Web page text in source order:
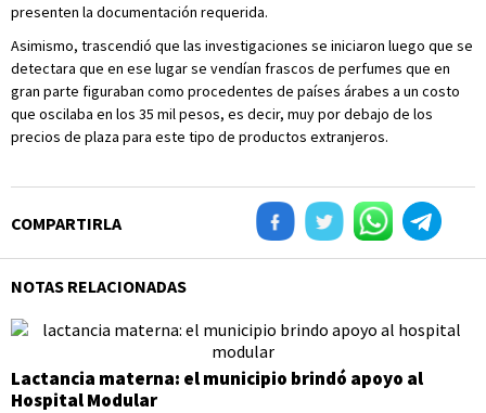
presenten la documentación requerida.
Asimismo, trascendió que las investigaciones se iniciaron luego que se
detectara que en ese lugar se vendían frascos de perfumes que en
gran parte figuraban como procedentes de países árabes a un costo
que oscilaba en los 35 mil pesos, es decir, muy por debajo de los
precios de plaza para este tipo de productos extranjeros.
COMPARTIRLA
NOTAS RELACIONADAS
Lactancia materna: el municipio brindó apoyo al
Hospital Modular